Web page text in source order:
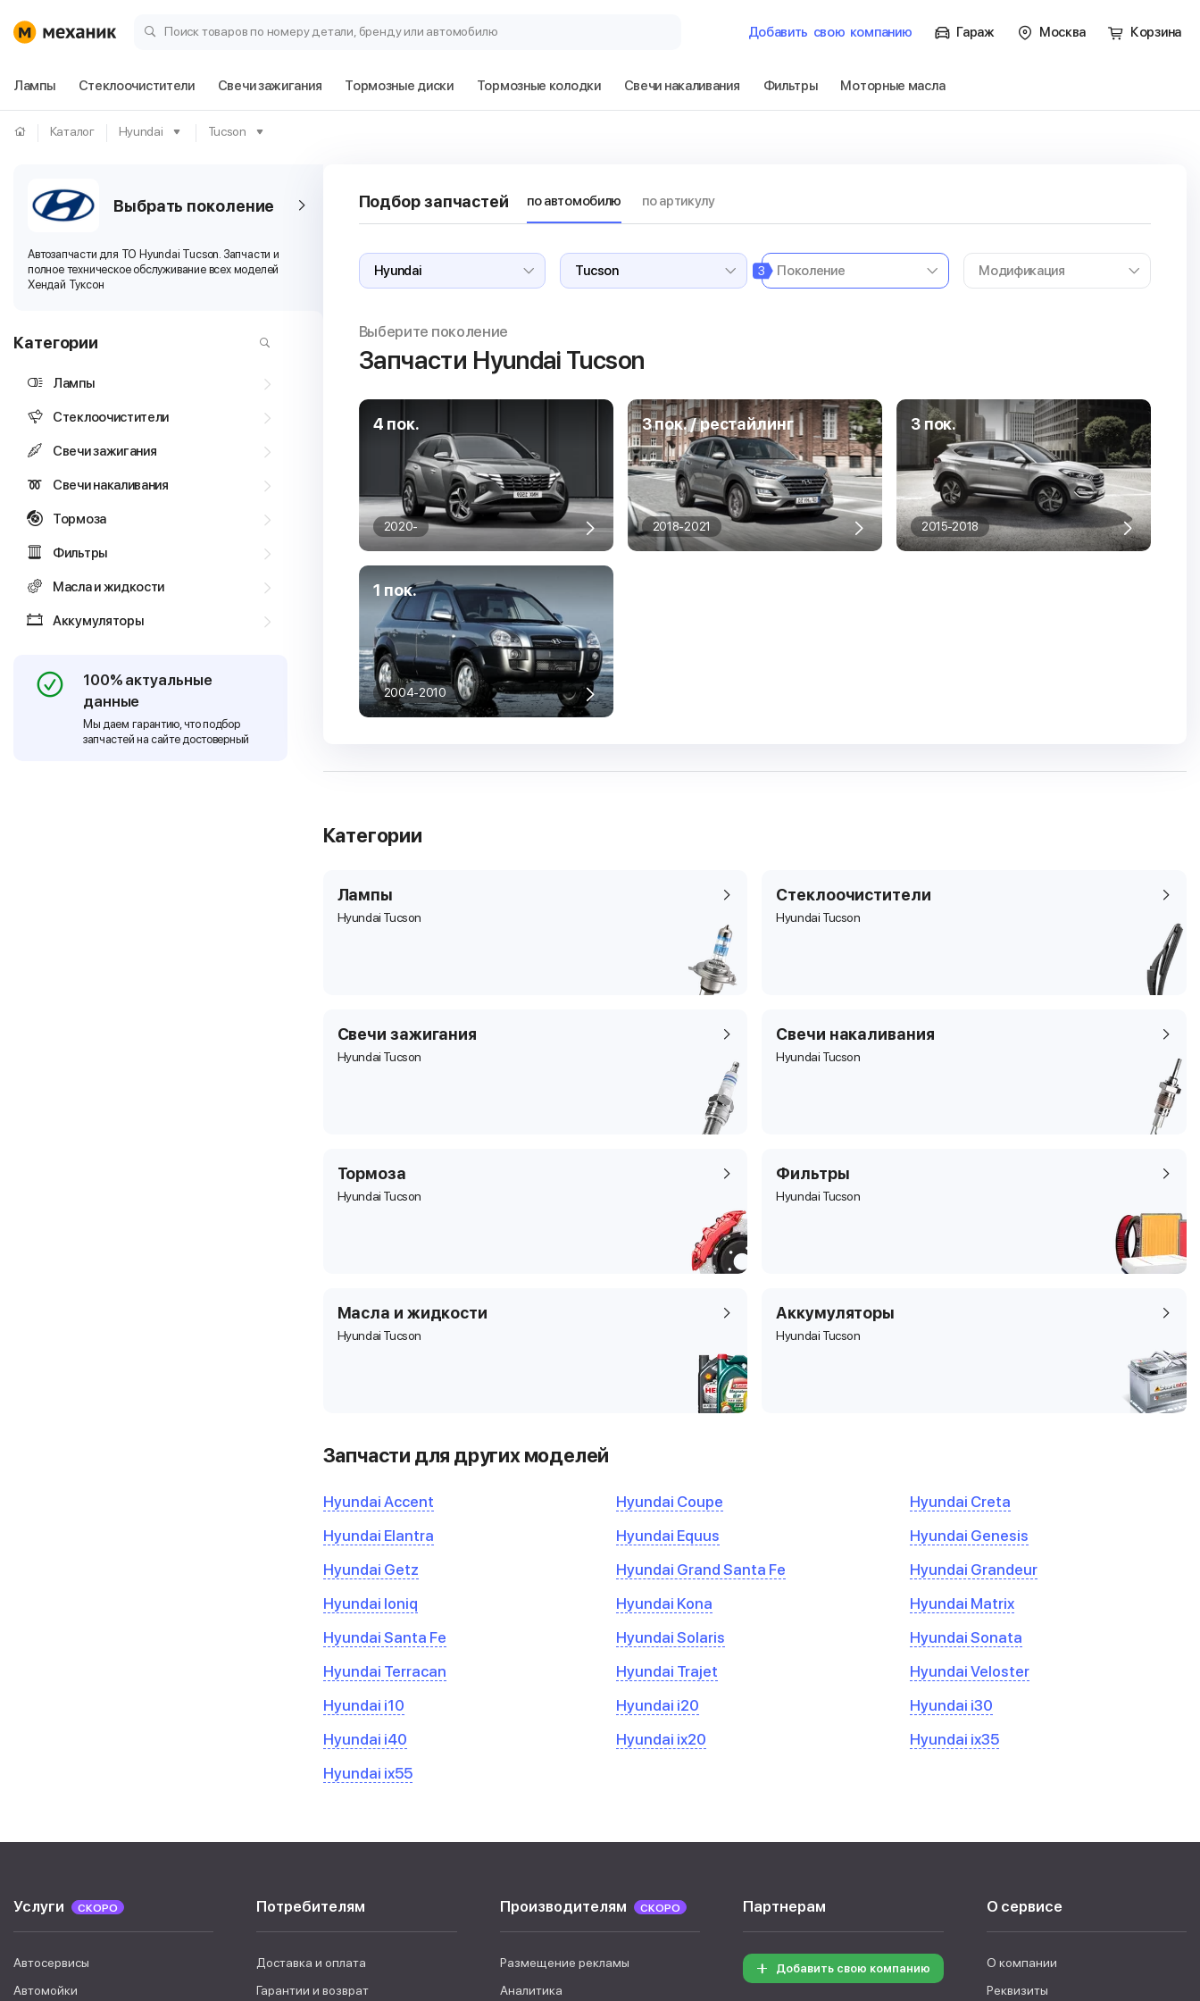
Поиск товаров по номеру детали, бренду или автомобилю Добавить свою компанию Гараж Москва Корзина
Лампы Стеклоочистители Свечи зажигания Тормозные диски Тормозные колодки Свечи накаливания Фильтры Моторные масла
Каталог Hyundai Tucson
Выбрать поколение
Автозапчасти для ТО Hyundai Tucson. Запчасти и
полное техническое обслуживание всех моделей
Хендай Туксон
Категории
Лампы
Стеклоочистители
Свечи зажигания
Свечи накаливания
Тормоза
Фильтры
Масла и жидкости
Аккумуляторы
100% актуальные
данные
Мы даем гарантию, что подбор
запчастей на сайте достоверный
Подбор запчастей по автомобилю по артикулу
3
Выберите поколение
Запчасти Hyundai Tucson
4 пок.
2020-
3 пок. / рестайлинг
2018-2021
3 пок.
2015-2018
1 пок.
2004-2010
Категории
Лампы
Hyundai Tucson
Стеклоочистители
Hyundai Tucson
Свечи зажигания
Hyundai Tucson
Свечи накаливания
Hyundai Tucson
Тормоза
Hyundai Tucson
Фильтры
Hyundai Tucson
Масла и жидкости
Hyundai Tucson
Аккумуляторы
Hyundai Tucson
Запчасти для других моделей
Hyundai Accent Hyundai Coupe
Hyundai Creta
Hyundai Elantra
Hyundai Equus
Hyundai Genesis
Hyundai Getz
Hyundai Grand Santa Fe
Hyundai Grandeur
Hyundai Ioniq
Hyundai Kona
Hyundai Matrix
Hyundai Santa Fe
Hyundai Solaris
Hyundai Sonata
Hyundai Terracan
Hyundai Trajet
Hyundai Veloster
Hyundai i10
Hyundai i20
Hyundai i30
Hyundai i40
Hyundai ix20
Hyundai ix35
Hyundai ix55
Услуги СКОРО
Автосервисы
Автомойки
Потребителям
Доставка и оплата
Гарантии и возврат
Производителям СКОРО
Размещение рекламы
Аналитика
Партнерам
Добавить свою компанию
О сервисе
О компании
Реквизиты